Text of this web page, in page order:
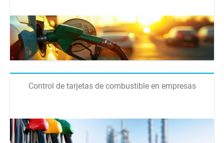
Control de tarjetas de combustible en empresas